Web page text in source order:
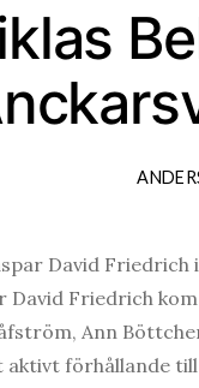
David
David Friedrich
Ann
förhållande